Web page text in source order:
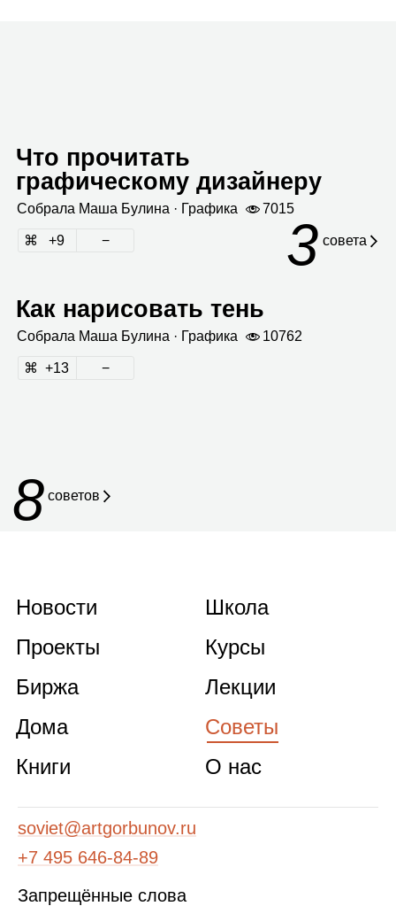
Что прочитать
графическому дизайнеру
Собрала Маша Булина · Гра­фика 7015
9 3 совета
Как нарисовать тень
Собрала Маша Булина · Гра­фика 10762
13
8 советов
Новости
Проекты
Биржа
Дома
Книги
Школа
Курсы
Лекции
Советы
О нас
soviet@artgorbunov.ru
+7 495 646‑84‑89
Запрещённые слова